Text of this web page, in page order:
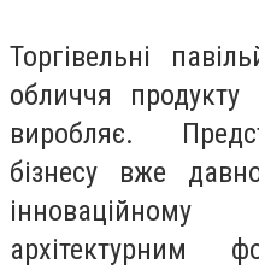
Торгівельні
обличчя продукту
виробляє.
бізнесу вже
архітектурним